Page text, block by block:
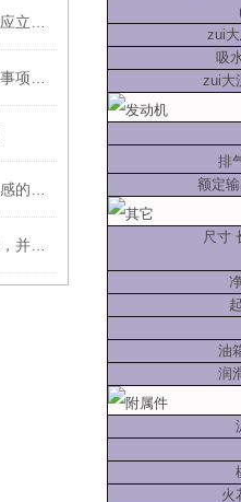
zui
吸
zui大
发动机
排
额定
其它
尺寸
油
润
附属件
火